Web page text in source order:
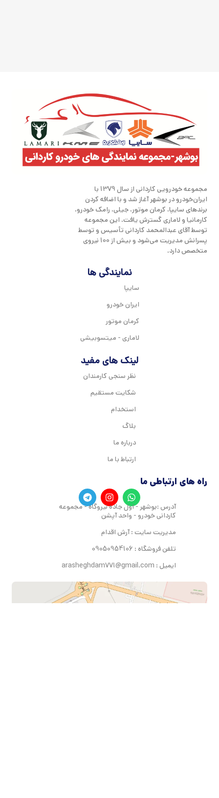
مجموعه خودرویی کاردانی از سال 1379 با
ایران‌خودرو در بوشهر آغاز شد و با اضافه کردن
برندهای سایپا، کرمان موتور، جیلی، رامک خودرو،
کارمانیا و لاماری گسترش یافت. این مجموعه
توسط آقای عبدالمحمد کاردانی تأسیس و توسط
پسرانش مدیریت می‌شود و بیش از 100 نیروی
متخصص دارد.
نمایندگی ها
سایپا
ایران خودرو
کرمان موتور
لاماری - میتسوبیشی
لینک های مفید
نظر سنجی کارمندان
شکایت مستقیم
استخدام
بلاگ
درباره ما
ارتباط با ما
راه های ارتباطی ما
آدرس :بوشهر - اول جاده نیروگاه - مجموعه
کاردانی خودرو - واحد آپشن
مدیریت سایت : آرش اقدام
تلفن فروشگاه : 09050954106
ایمیل : arasheghdam771@gmail.com